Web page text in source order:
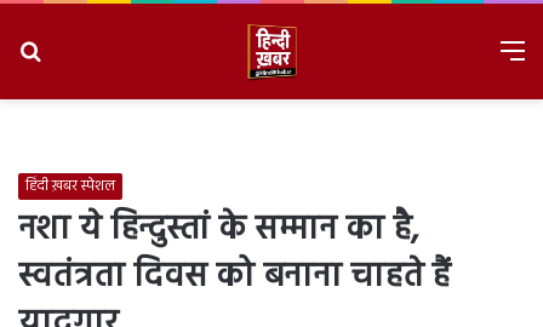
हिंदी ख़बर स्पेशल
नशा ये हिन्दुस्तां के सम्मान का है,
स्वतंत्रता दिवस को बनाना चाहते हैं